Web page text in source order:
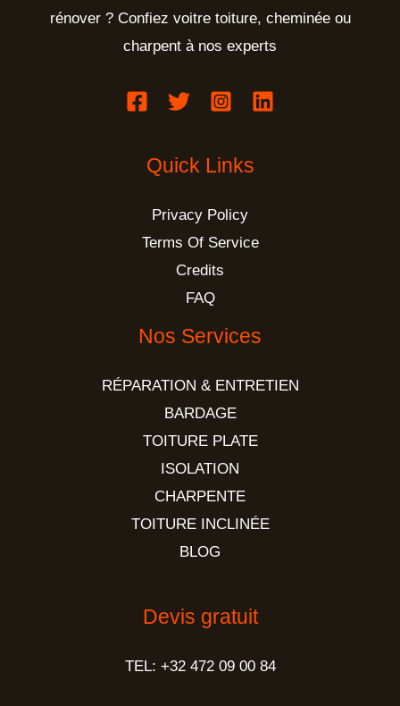
rénover ? Confiez voitre toiture, cheminée ou
charpent à nos experts
Quick Links
Privacy Policy
Terms Of Service
Credits
FAQ
Nos Services
RÉPARATION & ENTRETIEN
BARDAGE
TOITURE PLATE
ISOLATION
CHARPENTE
TOITURE INCLINÉE
BLOG
Devis gratuit
TEL: +32 472 09 00 84